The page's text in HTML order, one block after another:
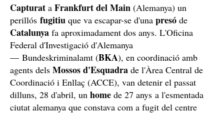
Capturat a Frankfurt del Main (Alemanya) un
perillós fugitiu que va escapar-se d'una presó de
Catalunya fa aproximadament dos anys. L'Oficina
Federal d'Investigació d'Alemanya
— Bundeskriminalamt (BKA), en coordinació amb
agents dels Mossos d'Esquadra de l'Àrea Central de
Coordinació i Enllaç (ACCE), van detenir el passat
dilluns, 28 d'abril, un home de 27 anys a l'esmentada
ciutat alemanya que constava com a fugit del centre